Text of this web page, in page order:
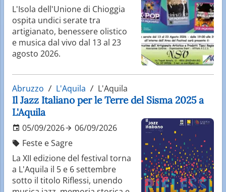
L'Isola dell'Unione di Chioggia
ospita undici serate tra
artigianato, benessere olistico
e musica dal vivo dal 13 al 23
agosto 2026.
Abruzzo L'Aquila L'Aquila
Il Jazz Italiano per le Terre del Sisma 2025 a
L'Aquila
05/09/2026
06/09/2026
Feste e Sagre
La XII edizione del festival torna
a L'Aquila il 5 e 6 settembre
sotto il titolo Riflessi, unendo